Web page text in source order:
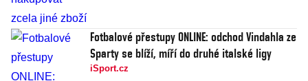
Fotbalové přestupy ONLINE: odchod Vindahla ze
Sparty se blíží, míří do druhé italské ligy
iSport.cz